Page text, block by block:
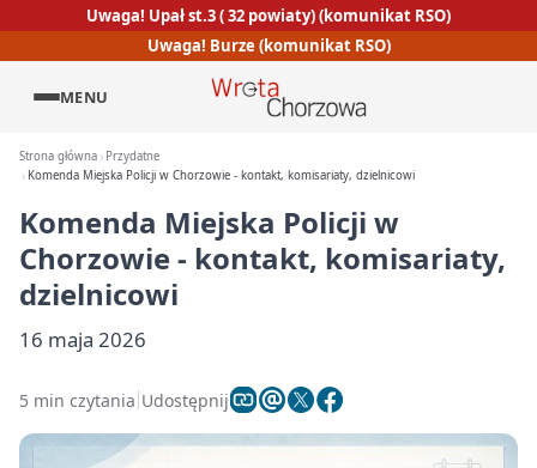
Uwaga! Upał st.3 ( 32 powiaty) (komunikat RSO)
Uwaga! Burze (komunikat RSO)
MENU
Strona główna
Przydatne
Komenda Miejska Policji w Chorzowie - kontakt, komisariaty, dzielnicowi
Komenda Miejska Policji w
Chorzowie - kontakt, komisariaty,
dzielnicowi
16 maja 2026
5 min czytania Udostępnij